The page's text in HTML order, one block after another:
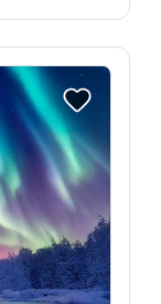
Reise auf